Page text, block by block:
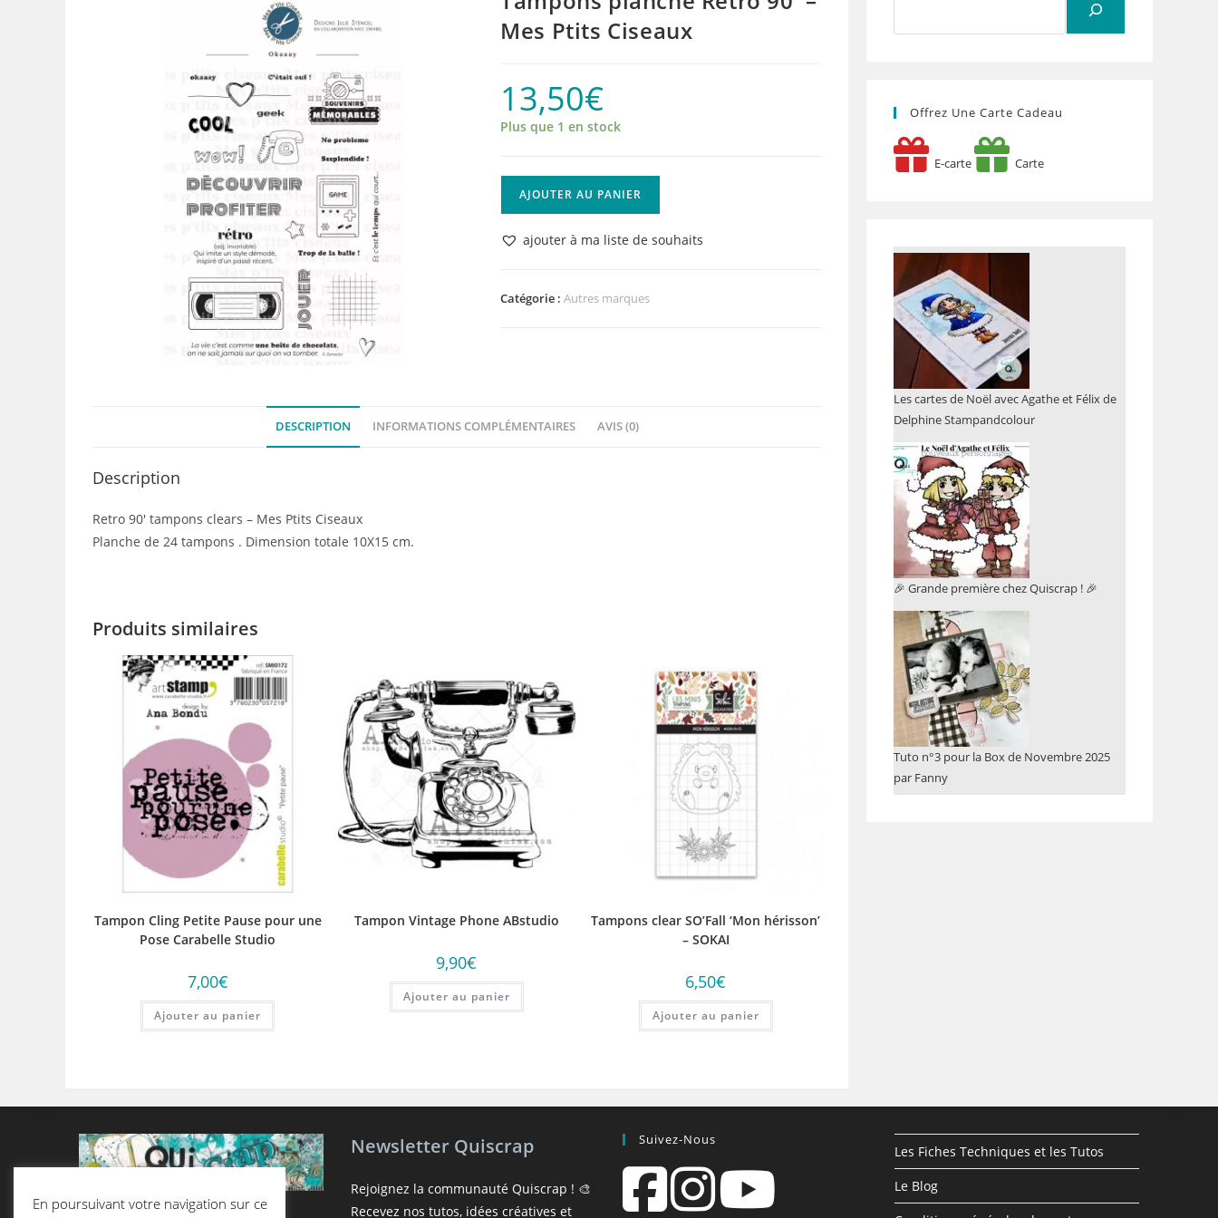
Mes Ptits Ciseaux
13,50€
Plus que 1 en stock
Tampons
planche
90'
AJOUTER AU PANIER
ajouter à ma liste de souhaits
Catégorie :Autres marques
DESCRIPTION INFORMATIONS COMPLÉMENTAIRES AVIS (0)
Description
Retro 90′ tampons clears – Mes Ptits Ciseaux
Planche de 24 tampons . Dimension totale 10X15 cm.
Produits similaires
Tampon Cling Petite Pause pour une
Pose Carabelle Studio
7,00€
Ajouter au panier
Tampon Vintage Phone ABstudio
9,90€
Ajouter au panier
Tampons clear SO’Fall ‘Mon hérisson’
– SOKAI
6,50€
Ajouter au panier
Offrez Une Carte Cadeau
E-carte Carte
Les cartes de Noël avec Agathe et Félix de
Delphine Stampandcolour
🎉 Grande première chez Quiscrap ! 🎉
Tuto n°3 pour la Box de Novembre 2025
par Fanny
Newsletter Quiscrap
Rejoignez la communauté Quiscrap ! 🎨
Recevez nos tutos, idées créatives et
Suivez-Nous
Les Fiches Techniques et les Tutos
Le Blog
En poursuivant votre navigation sur ce